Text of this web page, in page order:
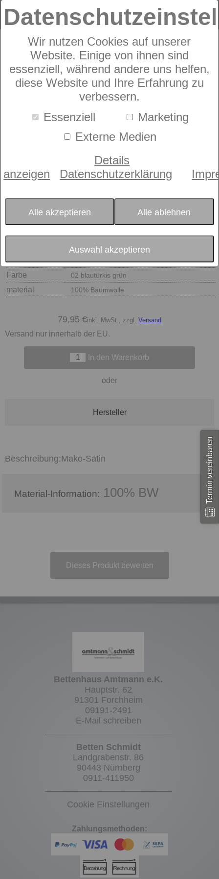
Wir nutzen Cookies auf unserer
Website. Einige von ihnen sind
essenziell, während andere uns helfen,
diese Website und Ihre Erfahrung zu
verbessern.
Essenziell
Marketing
Externe Medien
Details
anzeigen
Datenschutzerklärung
Alle akzeptieren Alle ablehnen
Auswahl akzeptieren
Janine PALERMO
31111
Größe
Farbe
02 blautürkis grün
material 100% Baumwolle
79,95 €inkl. MwSt., zzgl. Versand
Versand nur innerhalb der EU.
In den Warenkorb
oder
Hersteller
Mako-Satin
Material-Information: 100% BW
Dieses Produkt bewerten
Termin vereinbaren
Bettenhaus Amtmann e.K.
Hauptstr. 62
91301 Forchheim
09191-2491
E-Mail schreiben
Betten Schmidt
Landgrabenstr. 86
90443 Nürnberg
0911-411950
Cookie Einstellungen
Zahlungsmethoden: